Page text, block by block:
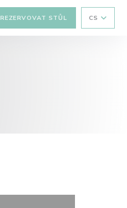
REZERVOVAT STŮL CS